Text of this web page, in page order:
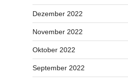
Dezember 2022
November 2022
Oktober 2022
September 2022